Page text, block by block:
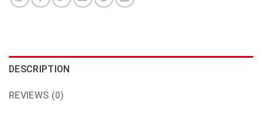
DESCRIPTION
REVIEWS (0)